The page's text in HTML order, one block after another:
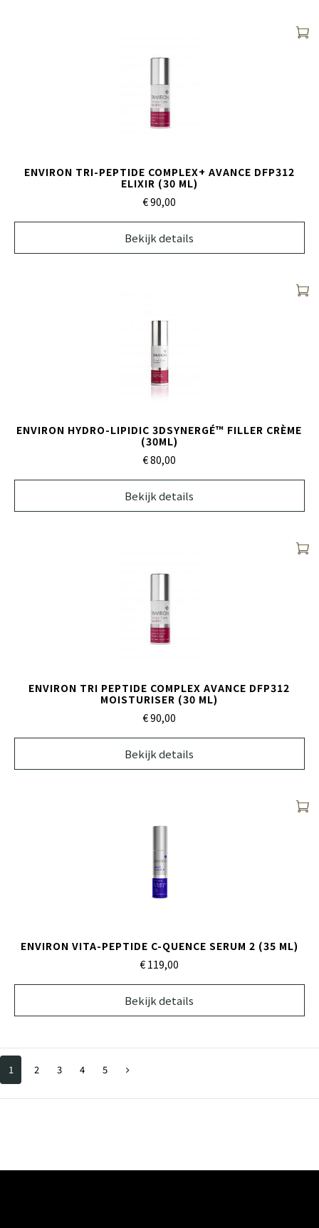
ENVIRON TRI-PEPTIDE COMPLEX+ AVANCE DFP312
ELIXIR (30 ML)
€ 90,00
Bekijk details
ENVIRON HYDRO-LIPIDIC 3DSYNERGÉ™ FILLER CRÈME
(30ML)
€ 80,00
Bekijk details
ENVIRON TRI PEPTIDE COMPLEX AVANCE DFP312
MOISTURISER (30 ML)
€ 90,00
Bekijk details
ENVIRON VITA-PEPTIDE C-QUENCE SERUM 2 (35 ML)
€ 119,00
Bekijk details
1 2 3 4 5